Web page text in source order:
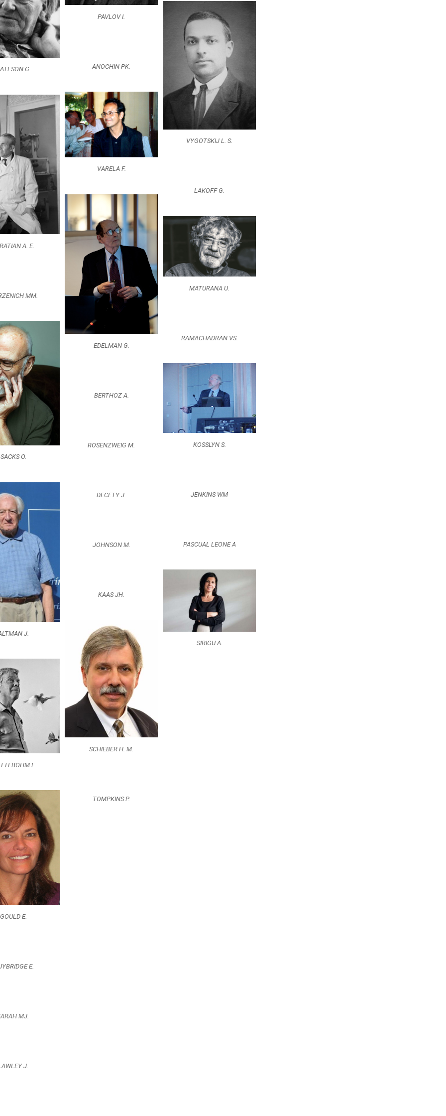
G.
A. E.
MM.
SACKS O.
J.
F.
GOULD E.
E.
MJ.
J.
PAVLOV I.
ANOCHIN PK.
VARELA F.
EDELMAN G.
BERTHOZ A.
ROSENZWEIG M.
DECETY J.
JOHNSON M.
KAAS JH.
SCHIEBER H. M.
TOMPKINS P.
VYGOTSKIJ L. S.
LAKOFF G.
MATURANA U.
RAMACHADRAN VS.
KOSSLYN S.
JENKINS WM
PASCUAL LEONE A
SIRIGU A.